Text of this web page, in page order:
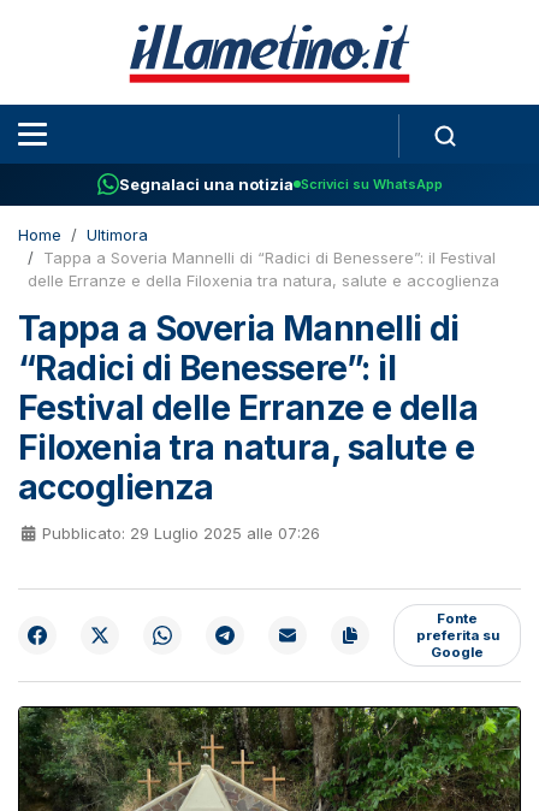
Segnalaci una notizia Scrivici su WhatsApp
Home
Ultimora
Tappa a Soveria Mannelli di “Radici di Benessere”: il Festival
delle Erranze e della Filoxenia tra natura, salute e accoglienza
Tappa a Soveria Mannelli di
“Radici di Benessere”: il
Festival delle Erranze e della
Filoxenia tra natura, salute e
accoglienza
Pubblicato: 29 Luglio 2025 alle 07:26
Fonte
preferita su
Google